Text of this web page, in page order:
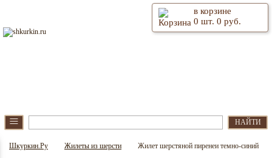
в корзине
0 шт. 0 руб.
≡ НАЙТИ
Шкуркин.Ру Жилеты из шерсти Жилет шерстяной пиренеи темно-синий